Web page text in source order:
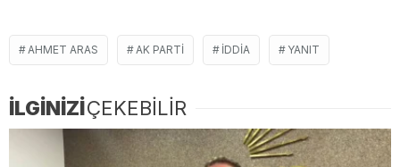
AHMET ARAS AK PARTI IDDIA YANIT
İLGİNİZİÇEKEBİLİR